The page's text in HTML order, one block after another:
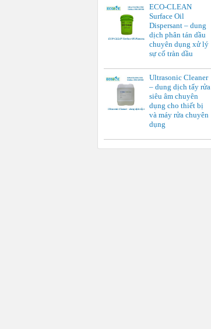
ECO-CLEAN
Surface Oil
Dispersant – dung
dịch phân tán dầu
chuyên dụng xử lý
sự cố tràn dầu
Ultrasonic Cleaner
– dung dịch tẩy rửa
siêu âm chuyên
dụng cho thiết bị
và máy rửa chuyên
dụng